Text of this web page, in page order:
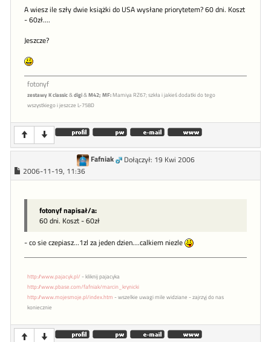
A wiesz ile szły dwie książki do USA wysłane priorytetem? 60 dni. Koszt
- 60zł....
Jeszcze?
fotonyf
zestawy K classic& digi& M42; MF:Mamiya RZ67; szkła i jakieś dodatki do tego
wszystkiego i jeszcze L-758D
Fafniak
Dołączył: 19 Kwi 2006
2006-11-19, 11:36
fotonyf napisał/a:
60 dni. Koszt - 60zł
- co sie czepiasz...1zl za jeden dzien....calkiem niezle
http://www.pajacyk.pl/ - kliknij pajacyka
http://www.pbase.com/fafniak/marcin_krynicki
http://www.mojesmoje.pl/index.htm - wszelkie uwagi mile widziane - zajrzyj do nas
koniecznie